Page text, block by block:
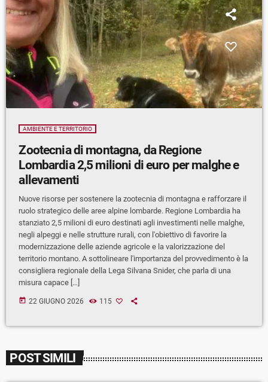
AMBIENTE E TERRITORIO
Zootecnia di montagna, da Regione
Lombardia 2,5 milioni di euro per malghe e
allevamenti
Nuove risorse per sostenere la zootecnia di montagna e rafforzare il
ruolo strategico delle aree alpine lombarde. Regione Lombardia ha
stanziato 2,5 milioni di euro destinati agli investimenti nelle malghe,
negli alpeggi e nelle strutture rurali, con l'obiettivo di favorire la
modernizzazione delle aziende agricole e la valorizzazione del
territorio montano. A sottolineare l'importanza del provvedimento è la
consigliera regionale della Lega Silvana Snider, che parla di una
misura capace […]
today 22 GIUGNO 2026 115
POST SIMILI